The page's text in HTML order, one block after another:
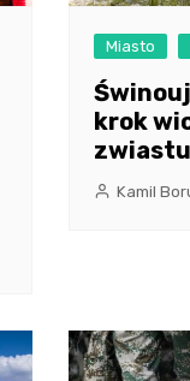
Miasto
krok
Kamil